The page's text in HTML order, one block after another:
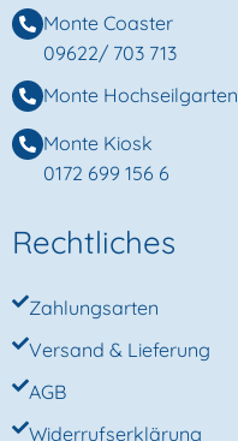
Monte Coaster
09622/ 703 713
Monte Hochseilgarten
Monte Kiosk
0172 699 156 6
Rechtliches
Zahlungsarten
Versand & Lieferung
AGB
Widerrufserklärung